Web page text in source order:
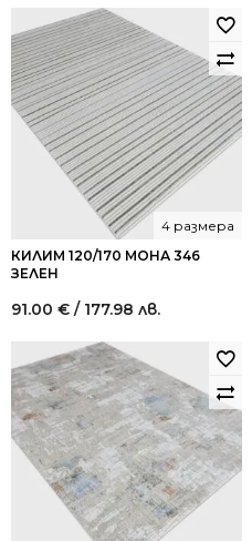
КИЛИМ 120/170 МОНА 346
ЗЕЛЕН
4 размера
91.00 € / 177.98 лв.